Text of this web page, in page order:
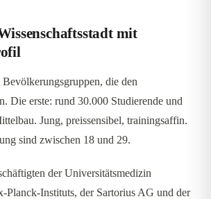
mit
die den
Die erste: rund 30.000 Studierende und
Jung, preissensibel, trainingsaffin.
sind zwischen 18 und 29.
der Universitätsmedizin
Planck-Instituts, der Sartorius AG und der